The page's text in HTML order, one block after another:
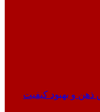
ذهن و بهبود کیفیت